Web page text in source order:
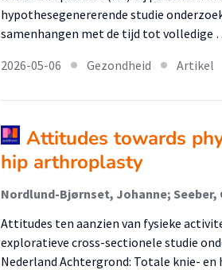
hypothesegenererende studie
samenhangen met de tijd tot volledige
2026-05-06
Gezondheid Artikel
Attitudes towards
hip arthroplasty
Attitudes ten aanzien van fysieke
exploratieve cross-sectionele studie
Nederland Achtergrond: Totale knie-